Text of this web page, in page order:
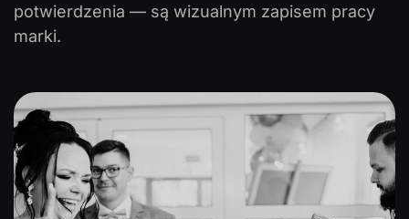
potwierdzenia — są wizualnym zapisem pracy
marki.